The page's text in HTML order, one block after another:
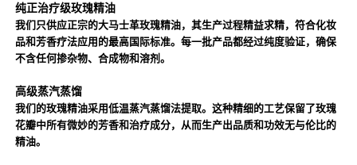
纯正治疗级玫瑰精油
我们只供应正宗的大马士革玫瑰精油，其生产过程精益求精，符合化妆
品和芳香疗法应用的最高国际标准。每一批产品都经过纯度验证，确保
不含任何掺杂物、合成物和溶剂。
高级蒸汽蒸馏
我们的玫瑰精油采用低温蒸汽蒸馏法提取。这种精细的工艺保留了玫瑰
花瓣中所有微妙的芳香和治疗成分，从而生产出品质和功效无与伦比的
精油。